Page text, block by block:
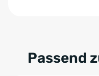
Passend